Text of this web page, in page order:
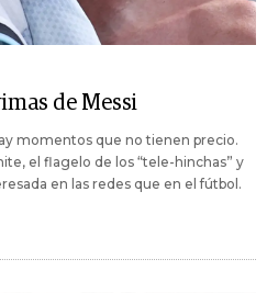
de Messi
momentos que no tienen precio.
el flagelo de los “tele-hinchas” y
en las redes que en el fútbol.